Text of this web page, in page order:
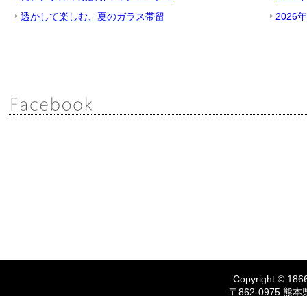
透かして楽しむ、夏のガラス帯留
2026
Copyright ©
〒862-0975 熊本